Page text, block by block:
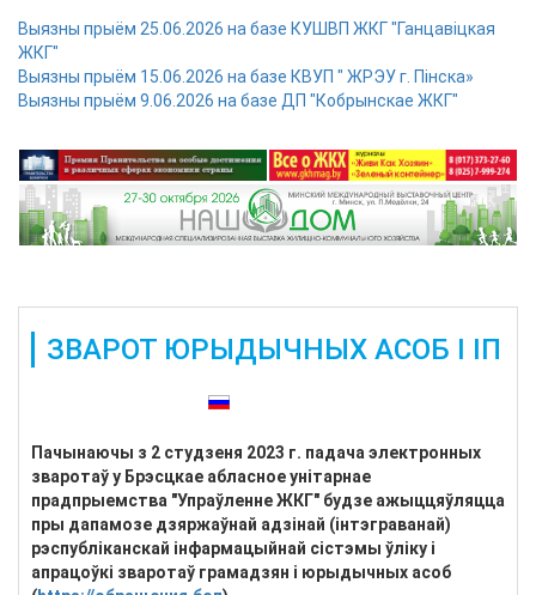
Выязны прыём 25.06.2026 на базе КУШВП ЖКГ "Ганцавіцкая
ЖКГ"
Выязны прыём 15.06.2026 на базе КВУП " ЖРЭУ г. Пінска»
Выязны прыём 9.06.2026 на базе ДП "Кобрынскае ЖКГ"
ЗВАРОТ ЮРЫДЫЧНЫХ АСОБ І ІП
Таксама даступныя:
Пачынаючы з 2 студзеня 2023 г. падача электронных
зваротаў у Брэсцкае абласное унітарнае
прадпрыемства "Упраўленне ЖКГ" будзе ажыццяўляцца
пры дапамозе дзяржаўнай адзінай (інтэграванай)
рэспубліканскай інфармацыйнай сістэмы ўліку і
апрацоўкі зваротаў грамадзян і юрыдычных асоб